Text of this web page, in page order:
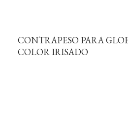
CONTRAPESO PARA
COLOR IRISADO